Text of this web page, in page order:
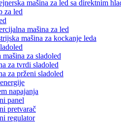
mašina za led sa direktnim
za led
mašina za led
mašina za kockanje leda
mašina za sladoled
za tvrdi sladoled
za prženi sladoled
napajanja
panel
pretvarač
regulator